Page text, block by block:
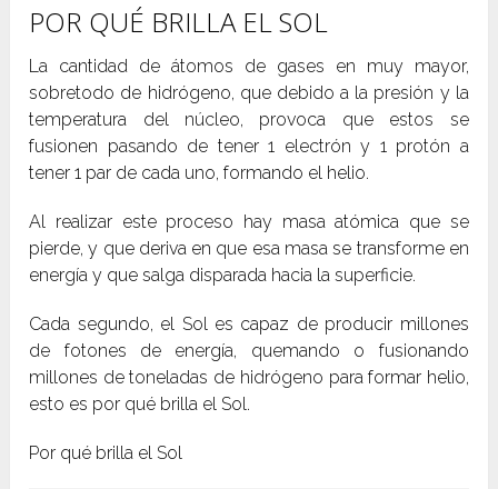
POR QUÉ BRILLA EL SOL
La cantidad de átomos de gases en muy mayor,
sobretodo de hidrógeno, que debido a la presión y la
temperatura del núcleo, provoca que estos se
fusionen pasando de tener 1 electrón y 1 protón a
tener 1 par de cada uno, formando el helio.
Al realizar este proceso hay masa atómica que se
pierde, y que deriva en que esa masa se transforme en
energía y que salga disparada hacia la superficie.
Cada segundo, el Sol es capaz de producir millones
de fotones de energía, quemando o fusionando
millones de toneladas de hidrógeno para formar helio,
esto es por qué brilla el Sol.
Por qué brilla el Sol